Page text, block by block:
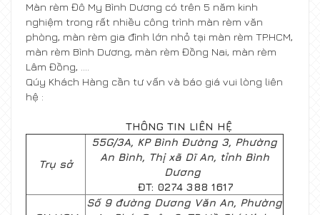
Màn rèm Đô My Bình Dương có trên 5 năm kinh
nghiệm trong rất nhiều công trình màn rèm văn
phòng, màn rèm gia đình lớn nhỏ tại màn rèm TP.HCM,
màn rèm Bình Dương, màn rèm Đồng Nai, màn rèm
Lâm Đồng, .…
Qúy Khách Hàng cần tư vấn và báo giá vui lòng liên
hệ :
THÔNG TIN LIÊN HỆ
Trụ sở
55G/3A, KP Bình Đường 3, Phường
An Bình, Thị xã Dĩ An, tỉnh Bình
Dương
ĐT: 0274 388 1617
Số 9 đường Dương Văn An, Phường